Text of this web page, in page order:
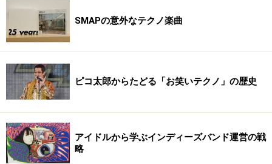
01. smorgas：Over The Rainbow
03. ピチカート・ファイヴ：Good
04. POLYSICS：ドモアリガトミスターロボット
06. MONDO GROSSO：I Can't Go For That
07. Mansfield feat.Yukari Fresh：The New Pollution
08. 坂本龍一：Behind The Mask
SMAPの意外なテクノ楽曲
ピコ太郎からたどる「お笑いテクノ」の歴史
アイドルから学ぶインディーズバンド運営の戦
略